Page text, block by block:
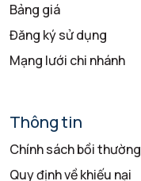
Bảng giá
Đăng ký sử dụng
Mạng lưới chi nhánh
Thông tin
Chính sách bồi thường
Quy định về khiếu nại